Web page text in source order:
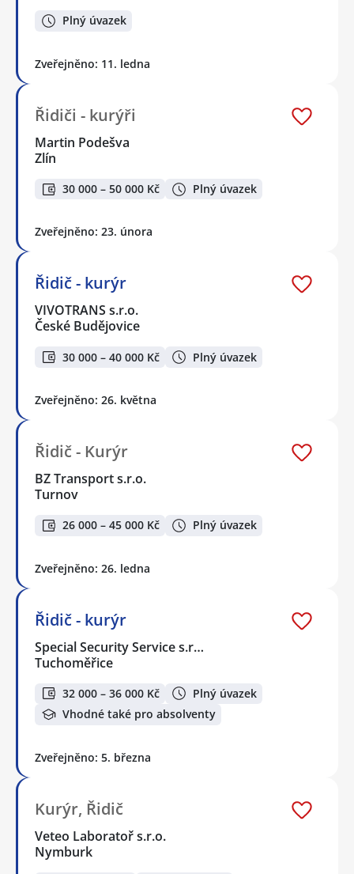
Plný úvazek
Zveřejněno: 11. ledna
Řidiči - kurýři
Martin Podešva
Zlín
30 000 – 50 000 Kč Plný úvazek
Zveřejněno: 23. února
Řidič - kurýr
VIVOTRANS s.r.o.
České Budějovice
30 000 – 40 000 Kč Plný úvazek
Zveřejněno: 26. května
Řidič - Kurýr
BZ Transport s.r.o.
Turnov
26 000 – 45 000 Kč Plný úvazek
Zveřejněno: 26. ledna
Řidič - kurýr
Special Security Service s.r…
Tuchoměřice
32 000 – 36 000 Kč
Plný úvazek
Vhodné také pro absolventy
Zveřejněno: 5. března
Kurýr, Řidič
Veteo Laboratoř s.r.o.
Nymburk